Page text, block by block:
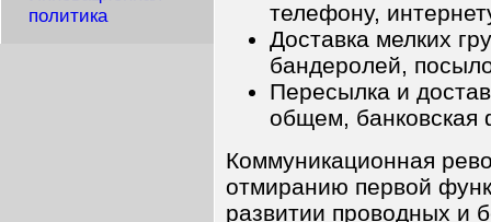
политика
телефону,
Доставка мелких
бандеролей,
Пересылка и
общем, банковская
Коммуникационная
отмиранию первой
развитии проводных и